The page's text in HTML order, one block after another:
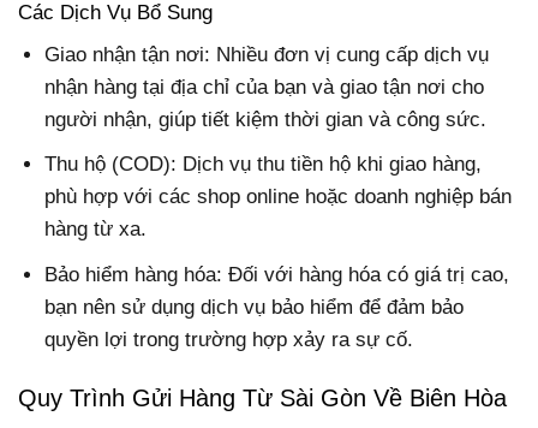
Các Dịch Vụ Bổ Sung
Giao nhận tận nơi: Nhiều đơn vị cung cấp dịch vụ
nhận hàng tại địa chỉ của bạn và giao tận nơi cho
người nhận, giúp tiết kiệm thời gian và công sức.
Thu hộ (COD): Dịch vụ thu tiền hộ khi giao hàng,
phù hợp với các shop online hoặc doanh nghiệp bán
hàng từ xa.
Bảo hiểm hàng hóa: Đối với hàng hóa có giá trị cao,
bạn nên sử dụng dịch vụ bảo hiểm để đảm bảo
quyền lợi trong trường hợp xảy ra sự cố.
Quy Trình Gửi Hàng Từ Sài Gòn Về Biên Hòa